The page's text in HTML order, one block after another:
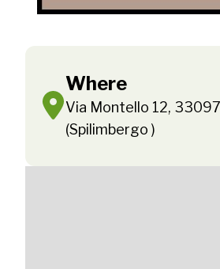
Where
Via Montello 12,
(Spilimbergo )